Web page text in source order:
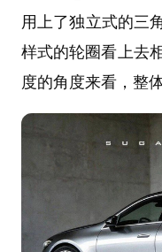
用上了独立式的三
样式的轮圈看上去
度的角度来看，整